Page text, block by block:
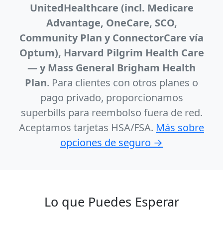
UnitedHealthcare (incl. Medicare
Advantage, OneCare, SCO,
Community Plan y ConnectorCare vía
Optum), Harvard Pilgrim Health Care
— y Mass General Brigham Health
Plan. Para clientes con otros planes o
pago privado, proporcionamos
superbills para reembolso fuera de red.
Aceptamos tarjetas HSA/FSA. Más sobre
opciones de seguro →
Lo que Puedes Esperar